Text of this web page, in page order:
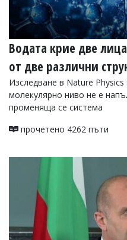
Водата крие две
от две различни
Изследване в Nature
молекулярно ниво не е
променяща се система
прочетено 4262 пъти